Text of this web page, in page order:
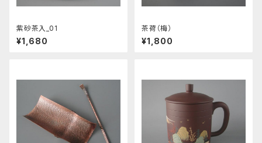
紫砂茶入_01
¥1,680
茶荷（梅）
¥1,800